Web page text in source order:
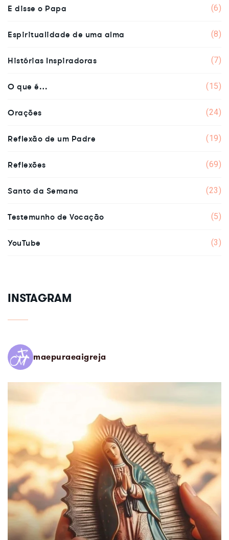
E disse o Papa (6)
Espiritualidade de uma alma (8)
Histórias Inspiradoras (7)
O que é… (15)
Orações (24)
Reflexão de um Padre (19)
Reflexões (69)
Santo da Semana (23)
Testemunho de Vocação (5)
YouTube (3)
INSTAGRAM
maepuraeaigreja